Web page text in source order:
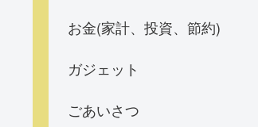
お金(家計、投資、節約)
ガジェット
ごあいさつ